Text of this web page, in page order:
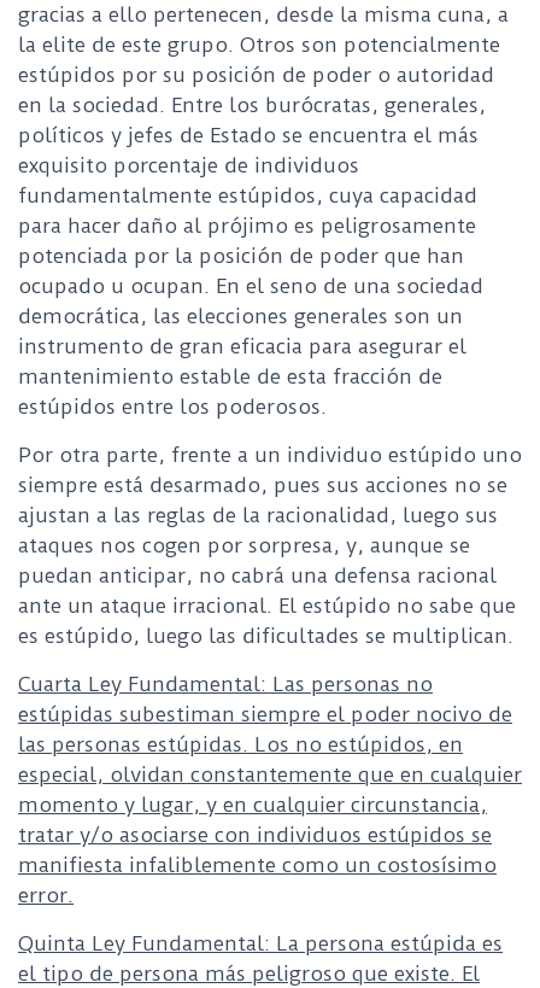
gracias a ello pertenecen, desde la misma cuna, a
la elite de este grupo. Otros son potencialmente
estúpidos por su posición de poder o autoridad
en la sociedad. Entre los burócratas, generales,
políticos y jefes de Estado se encuentra el más
exquisito porcentaje de individuos
fundamentalmente estúpidos, cuya capacidad
para hacer daño al prójimo es peligrosamente
potenciada por la posición de poder que han
ocupado u ocupan. En el seno de una sociedad
democrática, las elecciones generales son un
instrumento de gran eficacia para asegurar el
mantenimiento estable de esta fracción de
estúpidos entre los poderosos.
Por otra parte, frente a un individuo estúpido uno
siempre está desarmado, pues sus acciones no se
ajustan a las reglas de la racionalidad, luego sus
ataques nos cogen por sorpresa, y, aunque se
puedan anticipar, no cabrá una defensa racional
ante un ataque irracional. El estúpido no sabe que
es estúpido, luego las dificultades se multiplican.
Cuarta Ley Fundamental: Las personas no
estúpidas subestiman siempre el poder nocivo de
las personas estúpidas. Los no estúpidos, en
especial, olvidan constantemente que en cualquier
momento y lugar, y en cualquier circunstancia,
tratar y/o asociarse con individuos estúpidos se
manifiesta infaliblemente como un costosísimo
error.
Quinta Ley Fundamental: La persona estúpida es
el tipo de persona más peligroso que existe. El